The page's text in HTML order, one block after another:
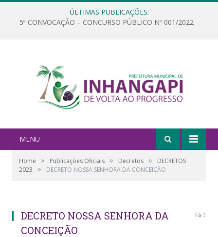
ÚLTIMAS PUBLICAÇÕES:
5ª CONVOCAÇÃO – CONCURSO PÚBLICO Nº 001/2022
MENU
Home » Publicações Oficiais » Decretos »
DECRETOS
2023
» DECRETO NOSSA SENHORA DA CONCEIÇÃO
DECRETO NOSSA SENHORA DA
CONCEIÇÃO
0